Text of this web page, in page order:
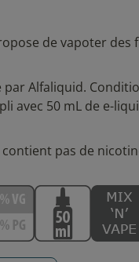
de vapoter des
par Alfaliquid.
avec 50 mL de e-
contient pas de